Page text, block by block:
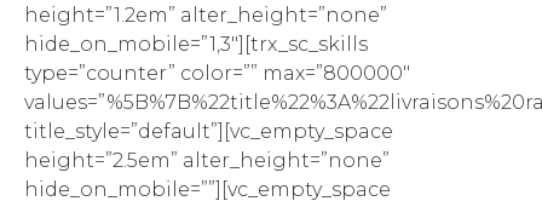
height=”1.2em” alter_height=”none”
hide_on_mobile=”1,3″][trx_sc_skills
type=”counter” color=”” max=”800000″
title_style=”default”][vc_empty_space
height=”2.5em” alter_height=”none”
hide_on_mobile=””][vc_empty_space